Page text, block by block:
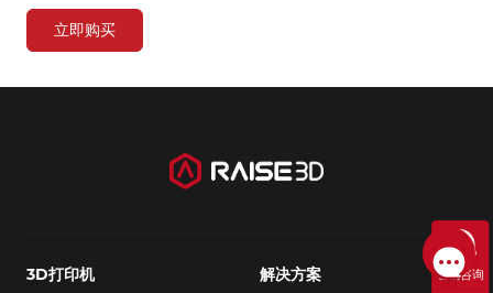
立即购买
3D打印机
解决方案
售前咨询